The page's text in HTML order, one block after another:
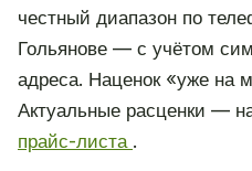
честный диапазон по
Гольянове — с учётом
адреса. Наценок «уже на
Актуальные расценки —
прайс-листа .